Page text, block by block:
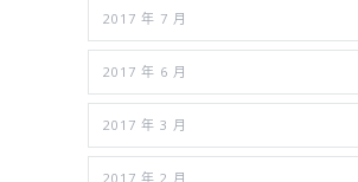
2017 年 7 月
2017 年 6 月
2017 年 3 月
2017 年 2 月